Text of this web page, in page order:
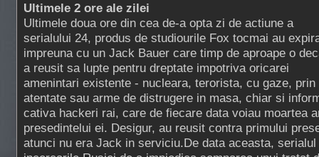
Ultimele 2 ore ale zilei
Ultimele doua ore din cea de-a opta zi de actiune a
serialului 24, produs de studiourile Fox tocmai au
impreuna cu un Jack Bauer care timp de aproape o
a reusit sa lupte pentru dreptate impotriva oricarei
amenintari existente - nucleara, terorista, cu gaze, prin
atentate sau arme de distrugere in masa, chiar si
cativa hackeri rai, care de fiecare data voiau moartea
presedintelui ei. Desigur, au reusit contra primului
atunci nu era Jack in serviciu.De data aceasta,